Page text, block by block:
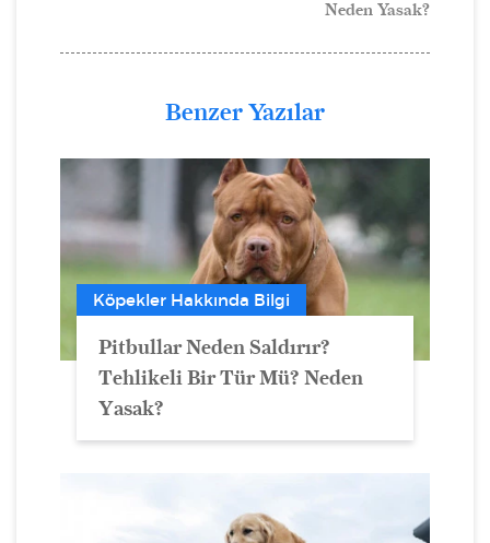
Neden Yasak?
Benzer Yazılar
Köpekler Hakkında Bilgi
Pitbullar Neden Saldırır?
Tehlikeli Bir Tür Mü? Neden
Yasak?